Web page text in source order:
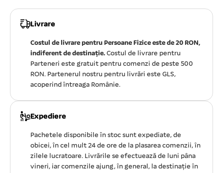
Livrare
Costul de livrare pentru Persoane Fizice este de 20 RON,
indiferent de destinație. Costul de livrare pentru
Parteneri este gratuit pentru comenzi de peste 500
RON. Partenerul nostru pentru livrări este GLS,
acoperind întreaga Românie.
Expediere
Pachetele disponibile în stoc sunt expediate, de
obicei, în cel mult 24 de ore de la plasarea comenzii, în
zilele lucratoare. Livrările se efectuează de luni pâna
vineri, iar comenzile ajung, în general, la destinație în